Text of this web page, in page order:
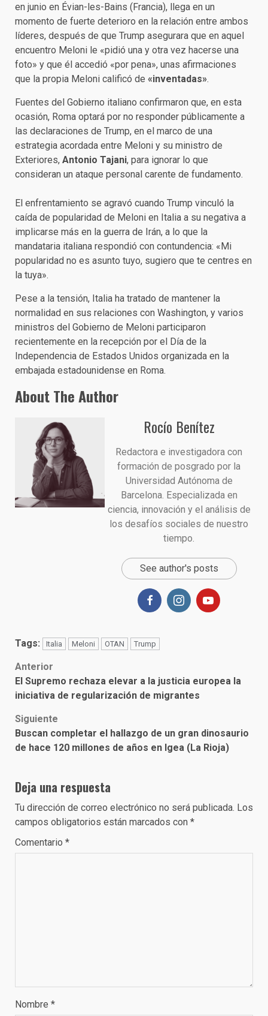
en junio en Évian-les-Bains (Francia), llega en un
momento de fuerte deterioro en la relación entre ambos
líderes, después de que Trump asegurara que en aquel
encuentro Meloni le «pidió una y otra vez hacerse una
foto» y que él accedió «por pena», unas afirmaciones
que la propia Meloni calificó de «inventadas».
Fuentes del Gobierno italiano confirmaron que, en esta
ocasión, Roma optará por no responder públicamente a
las declaraciones de Trump, en el marco de una
estrategia acordada entre Meloni y su ministro de
Exteriores, Antonio Tajani, para ignorar lo que
consideran un ataque personal carente de fundamento.
El enfrentamiento se agravó cuando Trump vinculó la
caída de popularidad de Meloni en Italia a su negativa a
implicarse más en la guerra de Irán, a lo que la
mandataria italiana respondió con contundencia: «Mi
popularidad no es asunto tuyo, sugiero que te centres en
la tuya».
Pese a la tensión, Italia ha tratado de mantener la
normalidad en sus relaciones con Washington, y varios
ministros del Gobierno de Meloni participaron
recientemente en la recepción por el Día de la
Independencia de Estados Unidos organizada en la
embajada estadounidense en Roma.
About The Author
Rocío Benítez
Redactora e investigadora con
formación de posgrado por la
Universidad Autónoma de
Barcelona. Especializada en
ciencia, innovación y el análisis de
los desafíos sociales de nuestro
tiempo.
See author's posts
Tags: Italia Meloni OTAN Trump
Post
navigation
Anterior
El Supremo rechaza elevar a la justicia europea la
iniciativa de regularización de migrantes
Siguiente
Buscan completar el hallazgo de un gran dinosaurio
de hace 120 millones de años en Igea (La Rioja)
Deja una respuesta
Tu dirección de correo electrónico no será publicada. Los
campos obligatorios están marcados con *
Comentario *
Nombre *